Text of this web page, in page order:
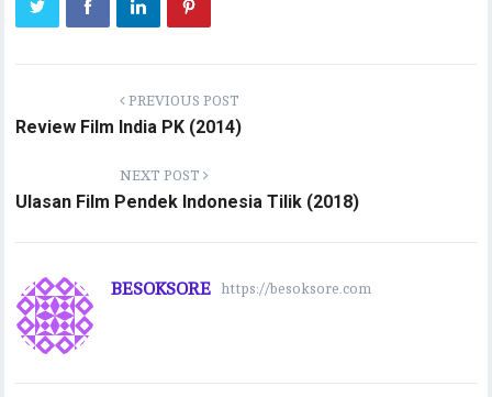
p
PREVIOUS POST
Review Film India PK (2014)
NEXT POST
Ulasan Film Pendek Indonesia Tilik (2018)
BESOKSORE https://besoksore.com